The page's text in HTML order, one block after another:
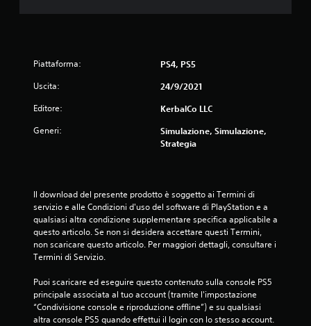
Piattaforma: PS4, PS5
Uscita: 24/9/2021
Editore: KerbalCo LLC
Generi:
Simulazione, Simulazione,
Strategia
Il download del presente prodotto è soggetto ai Termini di
servizio e alle Condizioni d'uso del software di PlayStation e a
qualsiasi altra condizione supplementare specifica applicabile a
questo articolo. Se non si desidera accettare questi Termini,
non scaricare questo articolo. Per maggiori dettagli, consultare i
Termini di Servizio.
Puoi scaricare ed eseguire questo contenuto sulla console PS5
principale associata al tuo account (tramite l'impostazione
“Condivisione console e riproduzione offline”) e su qualsiasi
altra console PS5 quando effettui il login con lo stesso account.